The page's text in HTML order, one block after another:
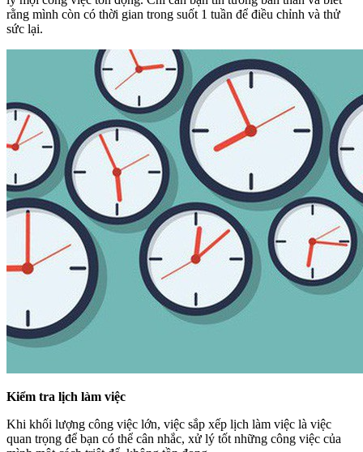
rằng mình còn có thời gian trong suốt 1 tuần để điều chỉnh và thử
sức lại.
Kiểm tra lịch làm việc
Khi khối lượng công việc lớn, việc sắp xếp lịch làm việc là việc
quan trọng để bạn có thể cân nhắc, xử lý tốt những công việc của